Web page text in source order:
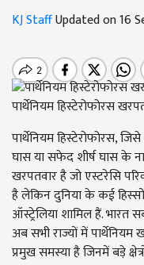
KJ StaffUpdated on 16
पार्थेनियम हिस्टेरोफोरस
पार्थेनियम हिस्टेरोफोरस,
घास या सफेद शीर्ष घास के
खरपतवार है जो एस्टरेसि
है लेकिन दुनिया के कई
ऑस्ट्रेलिया शामिल हैं. भारत
अब सभी राज्यों में
प्रमुख समस्या है जिनमें बड़े